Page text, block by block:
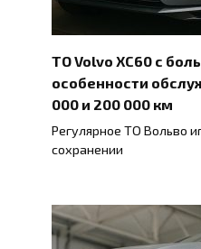
ТО Volvo XC60 с
особенности
000 и 200 000 км
Регулярное ТО Вольво
сохранении